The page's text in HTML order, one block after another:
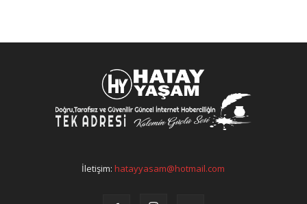
İletişim:hatayyasam@hotmail.com